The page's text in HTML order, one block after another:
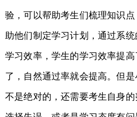
验，可以帮助考生们梳理知识
助他们制定学习计划，通过系
学习效率，学生的学习效率提
了，自然通过率就会提高。但
不是绝对的，还需要考生自身